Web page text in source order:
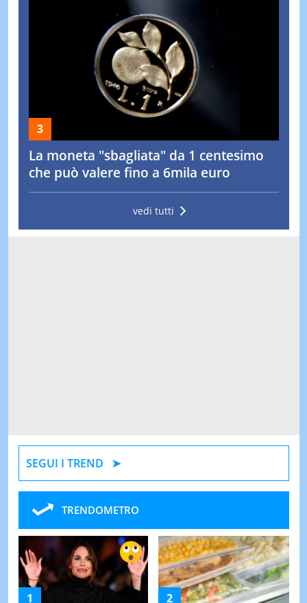
La moneta "sbagliata" da 1 centesimo
che può valere fino a 6mila euro
vedi tutti
SEGUI I TREND
TRENDOMETRO